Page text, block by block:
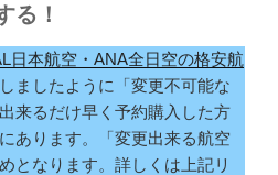
る！
日本航空・ANA全日空の格安航
ましたように「変更不可能な
来るだけ早く予約購入した方
あります。「変更出来る航空
となります。詳しくは上記リ